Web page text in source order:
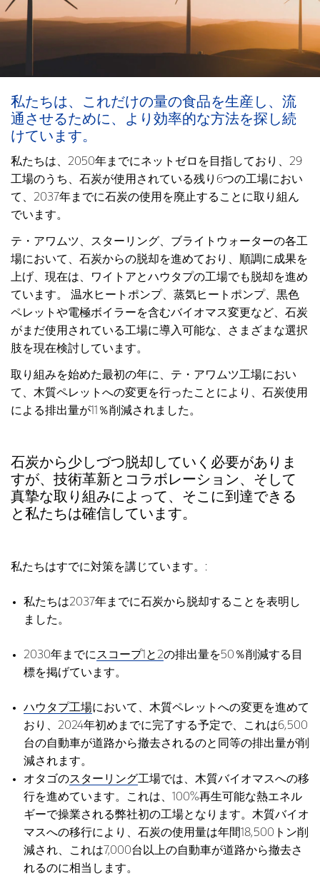
私たちは、これだけの量の食品を生産し、流
通させるために、より効率的な方法を探し続
けています。
私たちは、2050年までにネットゼロを目指しており、29
工場のうち、石炭が使用されている残り6つの工場におい
て、2037年までに石炭の使用を廃止することに取り組ん
でいます。
テ・アワムツ、スターリング、ブライトウォーターの各工
場において、石炭からの脱却を進めており、順調に成果を
上げ、現在は、ワイトアとハウタプの工場でも脱却を進め
ています。 温水ヒートポンプ、蒸気ヒートポンプ、黒色
ペレットや電極ボイラーを含むバイオマス変更など、石炭
がまだ使用されている工場に導入可能な、さまざまな選択
肢を現在検討しています。
取り組みを始めた最初の年に、テ・アワムツ工場におい
て、木質ペレットへの変更を行ったことにより、石炭使用
による排出量が11％削減されました。
石炭から少しづつ脱却していく必要がありま
すが、技術革新とコラボレーション、そして
真摯な取り組みによって、そこに到達できる
と私たちは確信しています。
私たちはすでに対策を講じています。:
私たちは2037年までに石炭から脱却することを表明し
ました。
2030年までにスコープ1と2の排出量を50％削減する目
標を掲げています。
ハウタプ工場において、木質ペレットへの変更を進めて
おり、2024年初めまでに完了する予定で、これは6,500
台の自動車が道路から撤去されるのと同等の排出量が削
減されます。
オタゴのスターリング工場では、木質バイオマスへの移
行を進めています。これは、100%再生可能な熱エネル
ギーで操業される弊社初の工場となります。木質バイオ
マスへの移行により、石炭の使用量は年間18,500トン削
減され、これは7,000台以上の自動車が道路から撤去さ
れるのに相当します。